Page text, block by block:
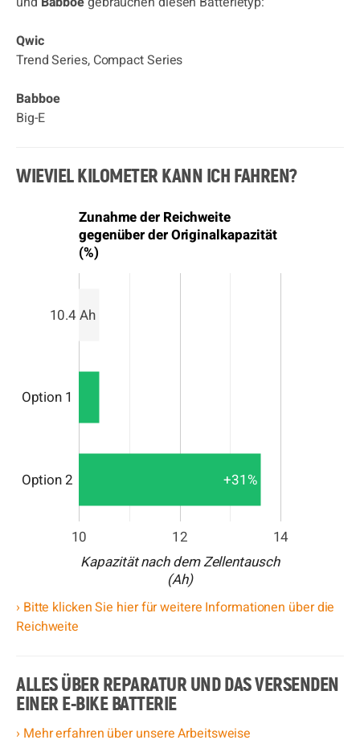
Qwic
Trend Series, Compact Series
Babboe
Big-E
WIEVIEL KILOMETER KANN ICH FAHREN?
Zunahme der Reichweite
gegenüber der Originalkapazität
(%)
10 12 14
Option 1
Option 2
10.4 Ah
+31%
Kapazität nach dem Zellentausch
(Ah)
› Bitte klicken Sie hier für weitere Informationen über die
Reichweite
ALLES ÜBER REPARATUR UND DAS VERSENDEN
EINER E-BIKE BATTERIE
› Mehr erfahren über unsere Arbeitsweise